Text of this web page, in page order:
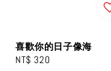
喜歡你的日子像海
Regular
NT$ 320